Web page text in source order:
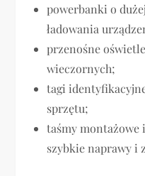
powerbanki o
ładowania
przenośne
wieczornych;
tagi
sprzętu;
taśmy montażowe
szybkie naprawy i